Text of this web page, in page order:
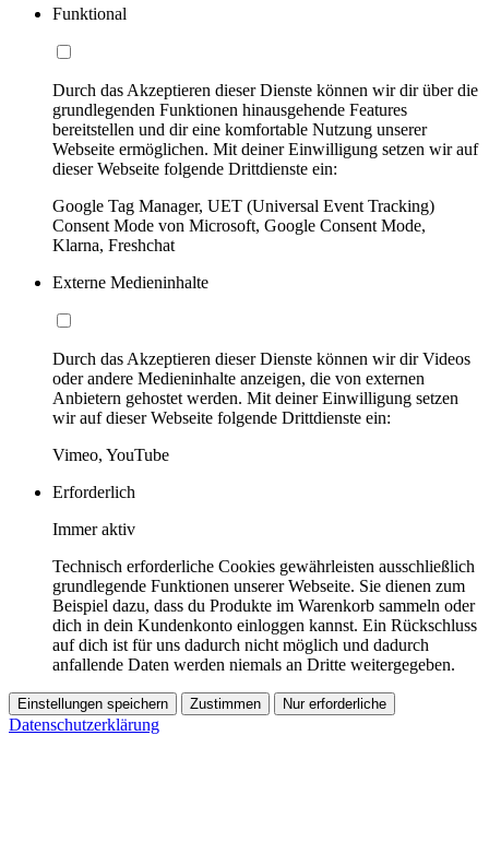
Funktional
Durch das Akzeptieren dieser Dienste können wir dir über die
grundlegenden Funktionen hinausgehende Features
bereitstellen und dir eine komfortable Nutzung unserer
Webseite ermöglichen. Mit deiner Einwilligung setzen wir auf
dieser Webseite folgende Drittdienste ein:
Google Tag Manager, UET (Universal Event Tracking)
Consent Mode von Microsoft, Google Consent Mode,
Klarna, Freshchat
Externe Medieninhalte
Durch das Akzeptieren dieser Dienste können wir dir Videos
oder andere Medieninhalte anzeigen, die von externen
Anbietern gehostet werden. Mit deiner Einwilligung setzen
wir auf dieser Webseite folgende Drittdienste ein:
Vimeo, YouTube
Erforderlich
Immer aktiv
Technisch erforderliche Cookies gewährleisten ausschließlich
grundlegende Funktionen unserer Webseite. Sie dienen zum
Beispiel dazu, dass du Produkte im Warenkorb sammeln oder
dich in dein Kundenkonto einloggen kannst. Ein Rückschluss
auf dich ist für uns dadurch nicht möglich und dadurch
anfallende Daten werden niemals an Dritte weitergegeben.
Einstellungen speichern Zustimmen Nur erforderliche
Datenschutzerklärung